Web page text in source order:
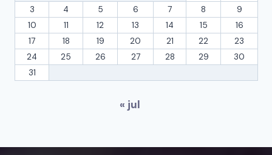
3
4 5 6 7 8
9
10
11 12 13 14 15
16
17
18 19 20 21 22
23
24
25 26 27 28 29
30
31
« jul